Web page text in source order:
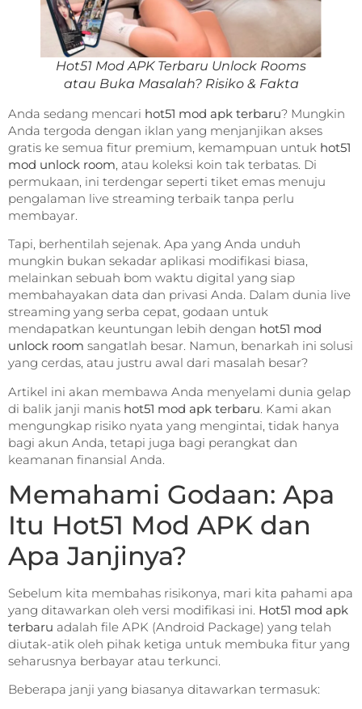
Hot51 Mod APK Terbaru Unlock Rooms
atau Buka Masalah? Risiko & Fakta
Anda sedang mencari hot51 mod apk terbaru? Mungkin
Anda tergoda dengan iklan yang menjanjikan akses
gratis ke semua fitur premium, kemampuan untuk hot51
mod unlock room , atau koleksi koin tak terbatas. Di
permukaan, ini terdengar seperti tiket emas menuju
pengalaman live streaming terbaik tanpa perlu
membayar.
Tapi, berhentilah sejenak. Apa yang Anda unduh
mungkin bukan sekadar aplikasi modifikasi biasa,
melainkan sebuah bom waktu digital yang siap
membahayakan data dan privasi Anda. Dalam dunia live
streaming yang serba cepat, godaan untuk
mendapatkan keuntungan lebih dengan hot51 mod
unlock room sangatlah besar. Namun, benarkah ini solusi
yang cerdas, atau justru awal dari masalah besar?
Artikel ini akan membawa Anda menyelami dunia gelap
di balik janji manis hot51 mod apk terbaru . Kami akan
mengungkap risiko nyata yang mengintai, tidak hanya
bagi akun Anda, tetapi juga bagi perangkat dan
keamanan finansial Anda.
Memahami Godaan: Apa
Itu Hot51 Mod APK dan
Apa Janjinya?
Sebelum kita membahas risikonya, mari kita pahami apa
yang ditawarkan oleh versi modifikasi ini. Hot51 mod apk
terbaru adalah file APK (Android Package) yang telah
diutak-atik oleh pihak ketiga untuk membuka fitur yang
seharusnya berbayar atau terkunci.
Beberapa janji yang biasanya ditawarkan termasuk: